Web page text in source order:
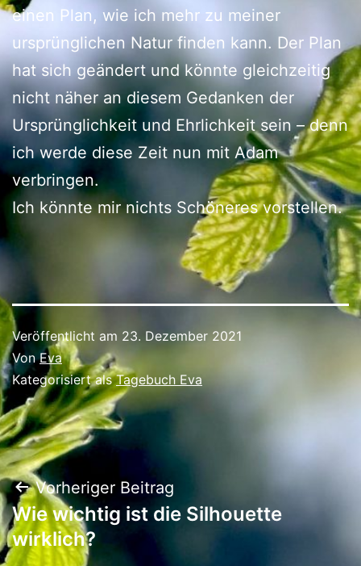
einen Plan, wie ich mehr zu meiner
ursprünglichen Natur finden kann. Der Plan
hat sich geändert und könnte gleichzeitig
nicht näher an diesem Gedanken der
Ursprünglichkeit und Ehrlichkeit sein – denn
ich werde diese Zeit nun mit Adam
verbringen.
Ich könnte mir nichts Schöneres vorstellen.
Veröffentlicht am 23. Dezember 2021
VonEva
Kategorisiert alsTagebuch Eva
Beitragsnavigation
Vorheriger Beitrag
Wie wichtig ist die Silhouette
wirklich?